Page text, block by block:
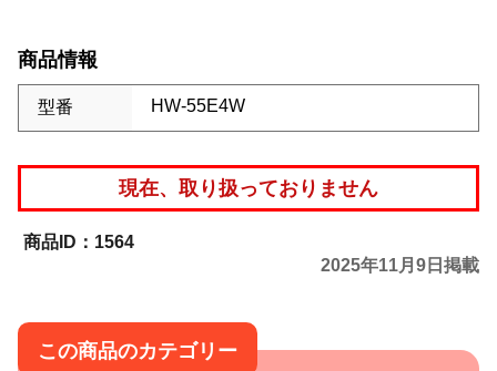
商品情報
型番 HW-55E4W
現在、取り扱っておりません
1564
2025年11月9日掲載
この商品のカテゴリー